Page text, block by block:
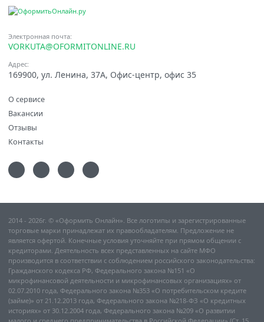
Электронная почта:
VORKUTA@OFORMITONLINE.RU
Адрес:
169900, ул. Ленина, 37А, Офис-центр, офис 35
О сервисе
Вакансии
Отзывы
Контакты
2014 - 2026г. © «Оформить Онлайн». Все логотипы и зарегистрированные
торговые марки принадлежат их правообладателям. Предложение не
является офертой. Конечные условия уточняйте при прямом общении с
кредиторами. Деятельность всех представленных на сайте МФО
производится в соответствии с соблюдением российского законодательства:
Гражданского кодекса РФ, Федерального закона №151 «О
микрофинансовой деятельности и микрофинансовых организациях» от
02.07.2010 года, Федерального закона №353 «О потребительском кредите
(займе)» от 21.12.2013 года, Федерального закона №218-ФЗ «О кредитных
историях» от 30.12.2004 года, Федерального закона №209 «О развитии